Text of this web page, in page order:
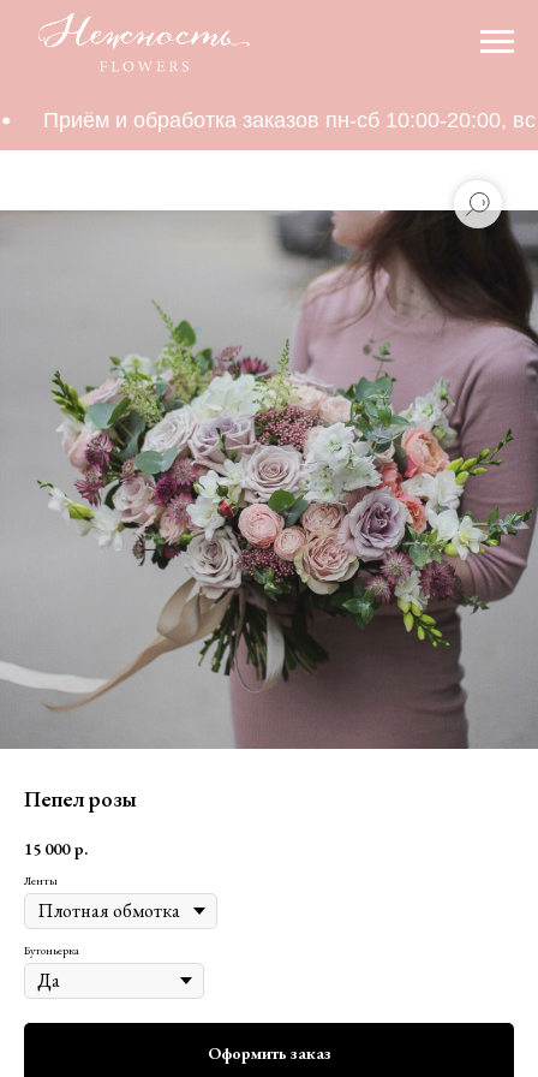
Приём и обработка заказов пн-сб 10:00-20:00, вс
Пепел розы
15 000 р.
Ленты
Бутоньерка
Оформить заказ